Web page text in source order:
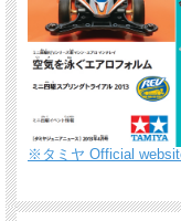
※タミヤ Official